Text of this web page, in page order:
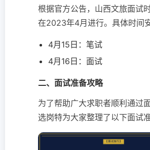
根据官方公告，山西文旅面试
在2023年4月进行。具体时间
4月15日：笔试
4月16日：面试
二、面试准备攻略
为了帮助广大求职者顺利通过
选岗特为大家整理了以下面试准